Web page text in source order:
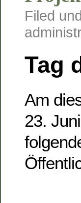
Filed
Tag
Am
23.